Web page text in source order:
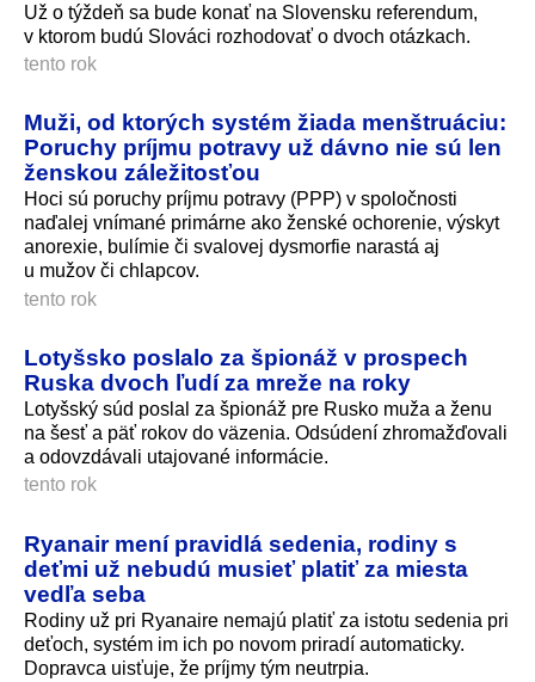
Už o týždeň sa bude konať na Slovensku referendum,
v ktorom budú Slováci rozhodovať o dvoch otázkach.
tento rok
Muži, od ktorých systém žiada menštruáciu:
Poruchy príjmu potravy už dávno nie sú len
ženskou záležitosťou
Hoci sú poruchy príjmu potravy (PPP) v spoločnosti
naďalej vnímané primárne ako ženské ochorenie, výskyt
anorexie, bulímie či svalovej dysmorfie narastá aj
u mužov či chlapcov.
tento rok
Lotyšsko poslalo za špionáž v prospech
Ruska dvoch ľudí za mreže na roky
Lotyšský súd poslal za špionáž pre Rusko muža a ženu
na šesť a päť rokov do väzenia. Odsúdení zhromažďovali
a odovzdávali utajované informácie.
tento rok
Ryanair mení pravidlá sedenia, rodiny s
deťmi už nebudú musieť platiť za miesta
vedľa seba
Rodiny už pri Ryanaire nemajú platiť za istotu sedenia pri
deťoch, systém im ich po novom priradí automaticky.
Dopravca uisťuje, že príjmy tým neutrpia.